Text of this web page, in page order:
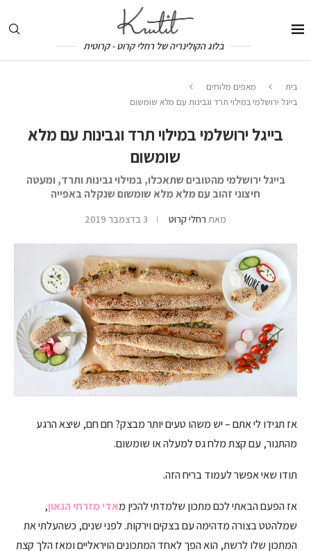
בלוג הקולינריה של רחלי קרוט - קרוטית
בית
מאפים מלוחים
בייגל ירושלמי במילוי תרד וגבינות עם מלא שומשום
בייגל ירושלמי במילוי תרד וגבינות עם מלא
שומשום
בייגל ירושלמי מהטובים שתאכלו, במילוי גבינות ותרד, ומעטה
חיצוני זהוב עם מלא מלא שומשום שנקלה באפייה
מאת רחלי קרוט 3 בדצמבר 2019
אז תגידו לי אתם – יש משהו טעים יותר מבצק? חם חם, שיצא הרגע
מהתנור, עם קצת מלח גס למעלה או שומשום.
תודו שאי אפשר לעמוד בריח הזה.
אז הפעם הבאתי לכם מתכון שלמדתי להכין מאדי מזרחי הגאון,
שמלהטט בצורה מדהימה עם בצקים וירקות. לפני שנים, כשהעלתי את
המתכון שלו לרשת, הוא הפך לאחד המתכונים הויראליים ומאז הלך קצת